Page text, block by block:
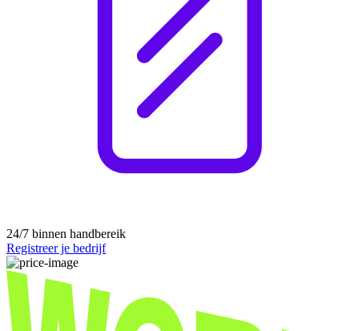
24/7 binnen handbereik
Registreer je bedrijf